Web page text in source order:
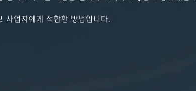
사업자에게 적합한 방법입니다.